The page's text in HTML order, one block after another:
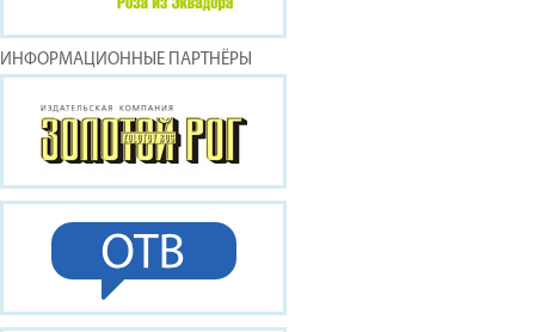
ИНФОРМАЦИОННЫЕ ПАРТНЁРЫ